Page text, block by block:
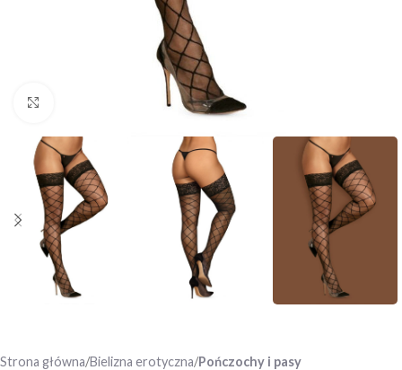
Strona główna Bielizna erotyczna Pończochy i pasy